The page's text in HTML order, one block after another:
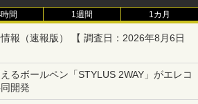
間 1週間 1カ月
報（速報版） 【 調査日：2026年8月6日
るボールペン「STYLUS 2WAY」がエレコ
開発